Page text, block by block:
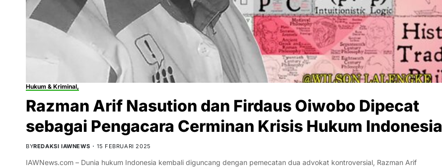
Hukum & Kriminal,
Razman Arif Nasution dan Firdaus Oiwobo Dipecat
sebagai Pengacara Cerminan Krisis Hukum Indonesia
BYREDAKSI IAWNEWS 15 FEBRUARI 2025
IAWNews.com – Dunia hukum Indonesia kembali diguncang dengan pemecatan dua advokat kontroversial, Razman Arif